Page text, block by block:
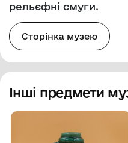
рельєфні смуги.
Сторінка музею
Інші предмети